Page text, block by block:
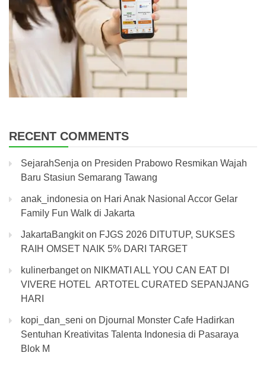
RECENT COMMENTS
SejarahSenja on Presiden Prabowo Resmikan Wajah
Baru Stasiun Semarang Tawang
anak_indonesia on Hari Anak Nasional Accor Gelar
Family Fun Walk di Jakarta
JakartaBangkiton FJGS 2026 DITUTUP, SUKSES
RAIH OMSET NAIK 5% DARI TARGET
kulinerbangeton NIKMATI ALL YOU CAN EAT DI
VIVERE HOTEL ARTOTEL CURATED SEPANJANG
HARI
kopi_dan_seni on Djournal Monster Cafe Hadirkan
Sentuhan Kreativitas Talenta Indonesia di Pasaraya
Blok M